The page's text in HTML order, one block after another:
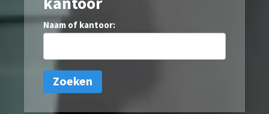
Naam of kantoor:
Zoeken